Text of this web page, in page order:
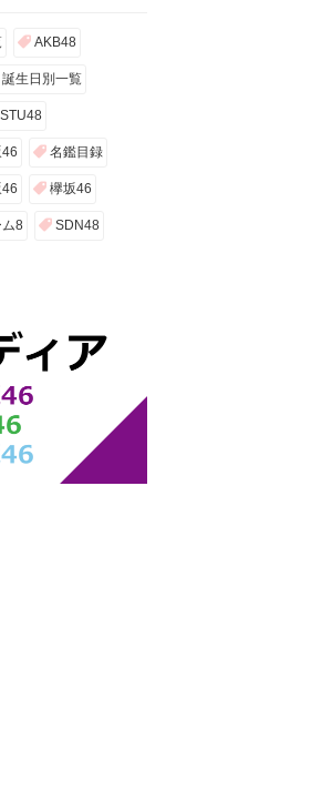
AKB48
誕生日別一覧
STU48
46 名鑑目録
欅坂46
8 SDN48